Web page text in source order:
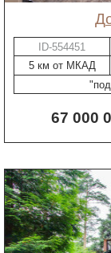
ID-554451
5 км от МКАД
67 000